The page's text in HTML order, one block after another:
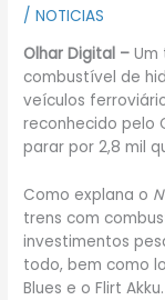
/NOTICIAS
Olhar Digital – Um
combustível de
veículos
reconhecido pelo
parar por 2,8 mil
Como explana o
trens com
investimentos
todo, bem como
Blues e o Flirt Akku.